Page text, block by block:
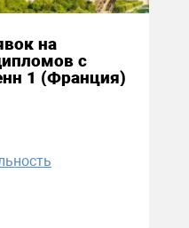
на
с
1 (Франция)